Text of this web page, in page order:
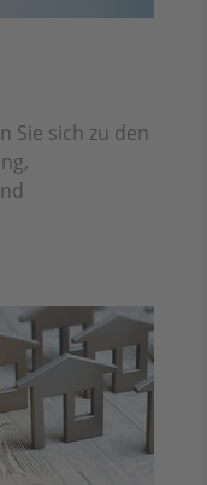
Sie sich zu den